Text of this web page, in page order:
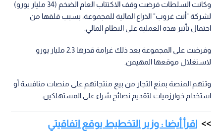
وكانت السلطات فرضت وقف الاكتتاب العام الضخم (34 مليار يورو)
لشركة "أنت غروب" الذراع المالية للمجموعة، بسبب قلقها من
احتمال تأثير هذه العملية على النظام المالي.
وفرضت على المجموعة بعد ذلك غرامة قدرها 2.3 مليار يورو
لاستغلال موقعها المهيمن.
وتتهم المنصة بمنع التجار من بيع منتجاتهم على منصات منافسة أو
استخدام خوارزميات لتقديم نصائح شراء على المستهلكين.
اقرأ أيضا : وزير التخطيط يوقع اتفاقيتي